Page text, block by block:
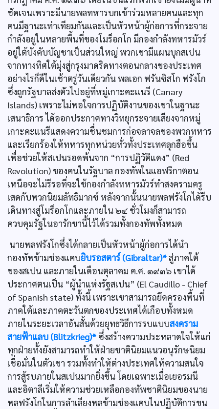
ชัดเจนเพราะมีนายพลทหารบกเข้าร่วมหลายคนและทุก
คนมีฐานะเท่าเทียมกันและเป็นหัวหน้าผู้ก่อการที่กระจาย
กำลังอยูในหลายพื้นที่ของโมร็อกโก มีกองกำลังทหารมัวร์
อยู่ใต้บังคับบัญชาเป็นส่วนใหญ่ พวกเขามีแผนบุกสเปน
จากทางทิศใต้มุ่งสู่กรุงมาดริดทางตอนกลางของประเทศ
อย่างไรก็ดีในเช้าตรู่วันเดียวกัน พลเอก ฟรันซิสโก ฟรังโก
ซึ่งถูกรัฐบาลส่งตัวไปอยู่ที่หมู่เกาะคะแนรี (Canary
Islands) เพราะไม่พอใจการปฏิบัติงานของเขาในฐานะ
เสนาธิการ ได้ออกประกาศทางวิทยุกระจายเสียงจากหมู่
เกาะคะแนรีแสดงความชื่นชมการก่อจลาจลของพวกทหาร
และเรียกร้องให้ทหารทุกหน่วยทั่วทั้งประเทศลุกฮือขึ้น
เพื่อช่วยให้สเปนรอดพ้นจาก “การปฏิวัติแดง” (Red
Revolution) ของคนในรัฐบาล กองทัพในแอฟริกาตอน
เหนือจะไม่รีรอที่จะใช้กองกำลังทหารมัวร์ทำสงครามครู
เสดกับพวกนิยมลัทธิมากซ์ หลังจากนั้นนายพลฟรังโกได้รีบ
เดินทางสู่โมร็อกโกและภายใน ๒๔ ชั่วโมงก็สามารถ
ควบคุมรัฐในอารักขานี้ไว้ได้รวมทั้งกองทัพทั้งหมด
นายพลฟรังโกซึ่งได้กลายเป็นหัวหน้าผู้ก่อการได้นำ
กองทัพข้ามช่องแคบยิบรอสตาร์ (Gibraltar)*สู่ภาคใต้
ของสเปน และภายในเดือนตุลาคม ค.ศ. ๑๙๓๖ เขาได้
ประกาศตนเป็น “ผู้นำแห่งรัฐสเปน” (El Caudillo - Chief
of Spanish state) ทั้งนี้ เพราะเขาสามารถยึดครองพื้นที่
ภาคใต้และภาคตะวันตกของประเทศได้เกือบทั้งหมด
ภายในระยะเวลาอันสั้นด้วยยุทธวิธีการรบแบบสงคราม
สายฟ้าแลบ (Blitzkrieg)* ซึ่งสร้างความประหลาดใจให้แก่
ทุกฝ่ายทั้งยังสามารถทำให้ฝ่ายชาตินิยมแนวอนุรักษนิยม
เชื่อมั่นในตัวเขา รวมทั้งทำให้ต่างประเทศให้ความสนใจ
การสู้รบภายในสเปนมากยิ่งขึ้น โดยเฉพาะเมื่อเยอรมนี
และอิตาลีเริ่มให้ความช่วยเหลือกองทัพชาตินิยมของนาย
พลฟรังโกในการลำเลียงพลข้ามช่องแคบในปฏิบัติการขน